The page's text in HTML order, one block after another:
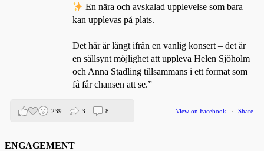
En nära och avskalad upplevelse som bara
kan upplevas på plats.
Det här är långt ifrån en vanlig konsert – det är
en sällsynt möjlighet att uppleva Helen Sjöholm
och Anna Stadling tillsammans i ett format som
få får chansen att se.”
View on Facebook · Share
239 3 8
ENGAGEMENT